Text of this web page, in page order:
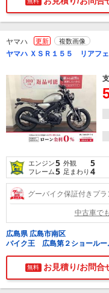
ヤマハ 更新 複数画像
ヤマハ ＸＳＲ１５５ リアフ
エンジン5 外観 5
フレーム5 足まわり 4
グーバイク保証付きプラ
中古車で
広島県 広島市南区
バイク王 広島第２ショールー
無料 お見積り/お問合